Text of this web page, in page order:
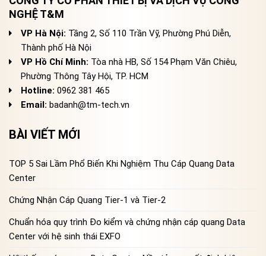
NGHỆ T&M
VP Hà Nội: Tầng 2, Số 110 Trần Vỹ, Phường Phú Diễn,
Thành phố Hà Nội
VP Hồ Chí Minh: Tòa nhà HB, Số 154 Phạm Văn Chiêu,
Phường Thông Tây Hội, TP. HCM
Hotline: 0962 381 465
Email: badanh@tm-tech.vn
BÀI VIẾT MỚI
TOP 5 Sai Lầm Phổ Biến Khi Nghiệm Thu Cáp Quang Data
Center
Chứng Nhận Cáp Quang Tier-1 và Tier-2
Chuẩn hóa quy trình Đo kiểm và chứng nhận cáp quang Data
Center với hệ sinh thái EXFO